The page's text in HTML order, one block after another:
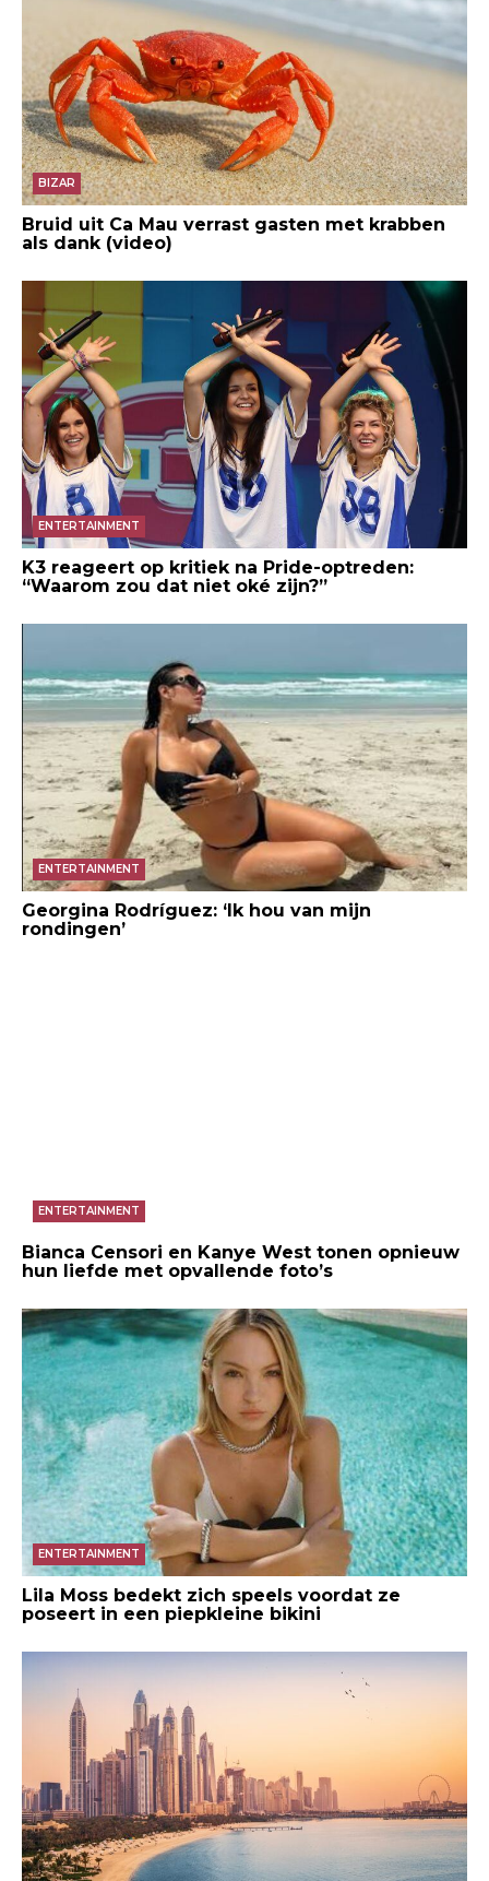
BIZAR
Bruid uit Ca Mau verrast gasten met krabben
als dank (video)
ENTERTAINMENT
K3 reageert op kritiek na Pride-optreden:
“Waarom zou dat niet oké zijn?”
ENTERTAINMENT
Georgina Rodríguez: ‘Ik hou van mijn
rondingen’
ENTERTAINMENT
Bianca Censori en Kanye West tonen opnieuw
hun liefde met opvallende foto’s
ENTERTAINMENT
Lila Moss bedekt zich speels voordat ze
poseert in een piepkleine bikini